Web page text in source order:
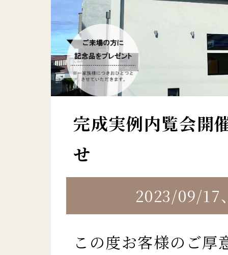
完成実例内覧会開
せ
2023/09/17
この度お客様のご厚